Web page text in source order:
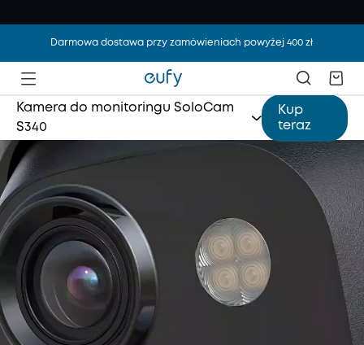
Darmowa dostawa przy zamówieniach powyżej 400 zł
Kamera do monitoringu SoloCam
S340
Kup
teraz
Kamera do monitoringu wewnętrznego S350
Kamera do monitoringu z reflektorem E340
Wideodomofon E340